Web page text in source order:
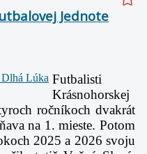
Jednote
Futbalisti
Krásnohorskej
ročníkoch dvakrát
na 1. mieste. Potom
2025 a 2026 svoju